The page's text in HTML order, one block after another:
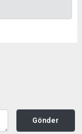
Gönder